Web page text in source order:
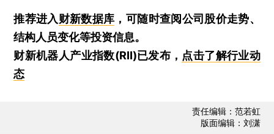
推荐进入财新数据库 ，可随时查阅公司股价走势、
结构人员变化等投资信息。
财新机器人产业指数(RII)已发布， 点击了解行业动
态
责任编辑：范若虹
版面编辑：刘潇